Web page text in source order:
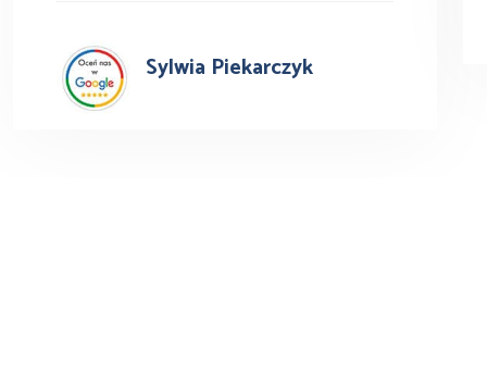
Sylwia Piekarczyk